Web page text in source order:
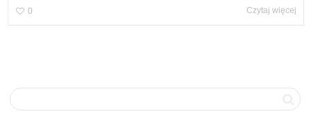
0 Czytaj więcej